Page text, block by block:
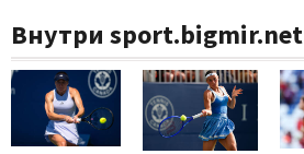
Внутри sport.bigmir.net